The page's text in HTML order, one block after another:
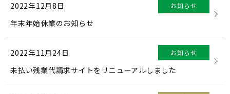
2022年12月8日 お知らせ
年末年始休業のお知らせ
2022年11月24日 お知らせ
未払い残業代請求サイトをリニューアルしました